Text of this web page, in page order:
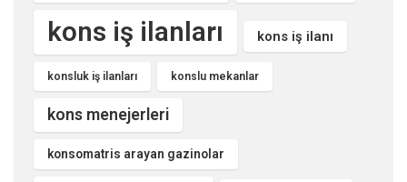
kons iş ilanları kons iş ilanı
konsluk iş ilanları konslu mekanlar
kons menejerleri
konsomatris arayan gazinolar